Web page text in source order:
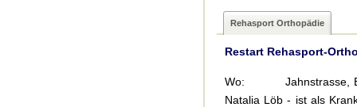
Rehasport Orthopädie
Restart Rehasport-
Wo: Jahnstrasse,
Natalia Löb - ist als